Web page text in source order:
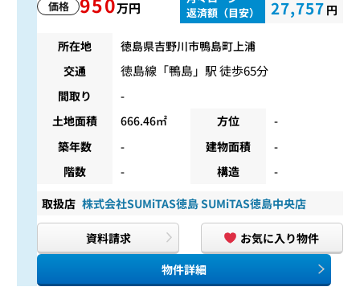
価格 万円
返済額（目安）
27,757 円
所在地
徳島県吉野川市鴨島町上浦
交通
徳島線 「鴨島」駅 徒歩65分
間取り
-
土地面積
666.46㎡ 方位
-
築年数
- 建物面積
-
階数
- 構造 -
取扱店 株式会社SUMiTAS徳島 SUMiTAS徳島中央店
資料請求
お気に入り物件
物件詳細